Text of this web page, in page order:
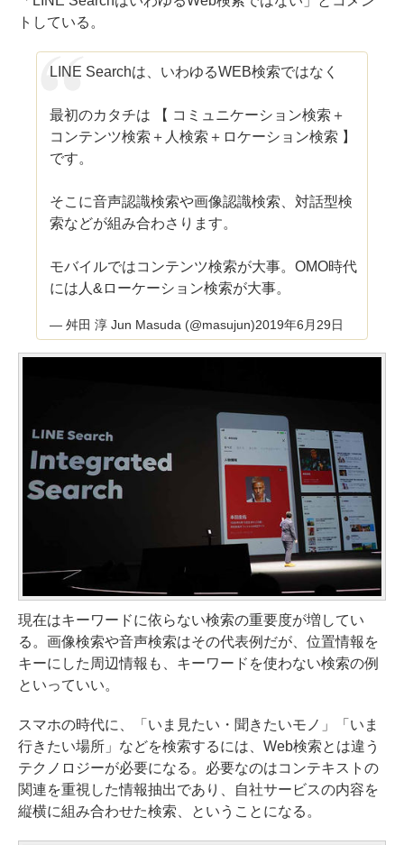
トしている。
LINE Searchは、いわゆるWEB検索ではなく
最初のカタチは 【 コミュニケーション検索＋
コンテンツ検索＋人検索＋ロケーション検索 】
です。
そこに音声認識検索や画像認識検索、対話型検
索などが組み合わさります。
モバイルではコンテンツ検索が大事。OMO時代
には人&ローケーション検索が大事。
— 舛田 淳 Jun Masuda (@masujun)2019年6月29日
現在はキーワードに依らない検索の重要度が増してい
る。画像検索や音声検索はその代表例だが、位置情報を
キーにした周辺情報も、キーワードを使わない検索の例
といっていい。
スマホの時代に、「いま見たい・聞きたいモノ」「いま
行きたい場所」などを検索するには、Web検索とは違う
テクノロジーが必要になる。必要なのはコンテキストの
関連を重視した情報抽出であり、自社サービスの内容を
縦横に組み合わせた検索、ということになる。